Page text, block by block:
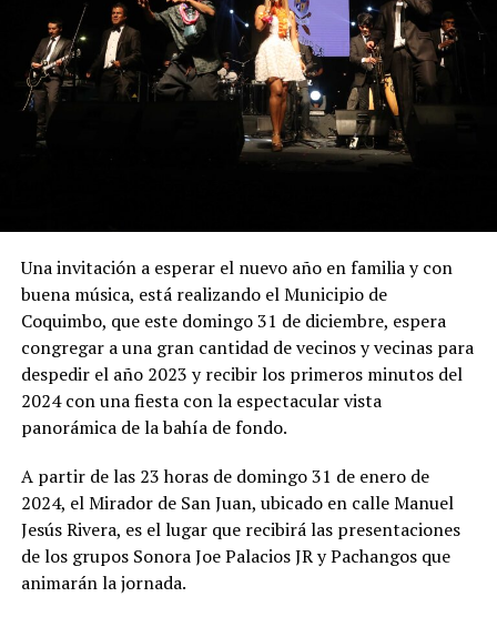
Una invitación a esperar el nuevo año en familia y con
buena música, está realizando el Municipio de
Coquimbo, que este domingo 31 de diciembre, espera
congregar a una gran cantidad de vecinos y vecinas para
despedir el año 2023 y recibir los primeros minutos del
2024 con una fiesta con la espectacular vista
panorámica de la bahía de fondo.
A partir de las 23 horas de domingo 31 de enero de
2024, el Mirador de San Juan, ubicado en calle Manuel
Jesús Rivera, es el lugar que recibirá las presentaciones
de los grupos Sonora Joe Palacios JR y Pachangos que
animarán la jornada.